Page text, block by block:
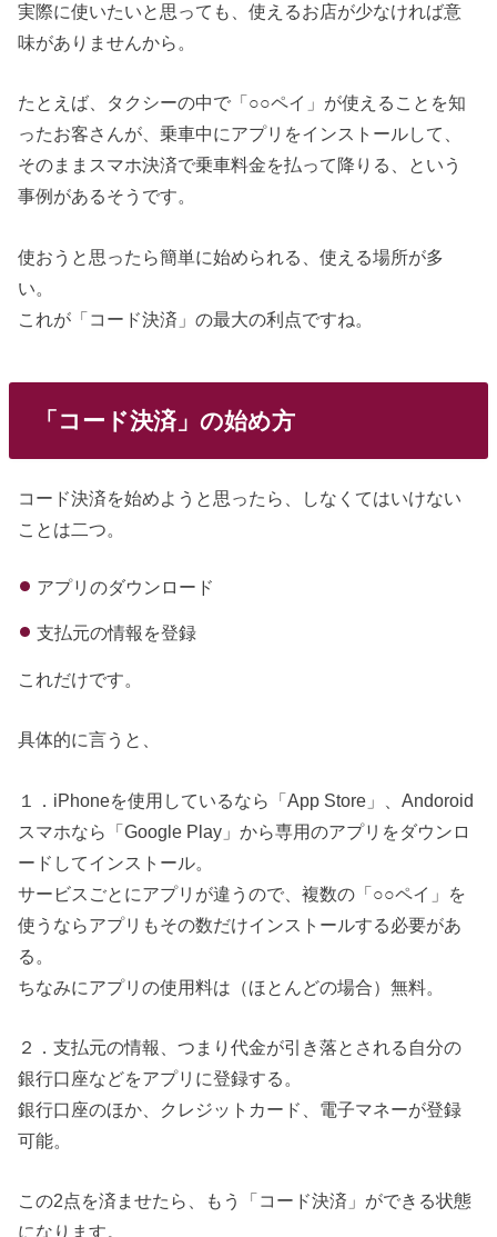
実際に使いたいと思っても、使えるお店が少なければ意
味がありませんから。
たとえば、タクシーの中で「○○ペイ」が使えることを知
ったお客さんが、乗車中にアプリをインストールして、
そのままスマホ決済で乗車料金を払って降りる、という
事例があるそうです。
使おうと思ったら簡単に始められる、使える場所が多
い。
これが「コード決済」の最大の利点ですね。
「コード決済」の始め方
コード決済を始めようと思ったら、しなくてはいけない
ことは二つ。
アプリのダウンロード
支払元の情報を登録
これだけです。
具体的に言うと、
１．iPhoneを使用しているなら「App Store」、Andoroid
スマホなら「Google Play」から専用のアプリをダウンロ
ードしてインストール。
サービスごとにアプリが違うので、複数の「○○ペイ」を
使うならアプリもその数だけインストールする必要があ
る。
ちなみにアプリの使用料は（ほとんどの場合）無料。
２．支払元の情報、つまり代金が引き落とされる自分の
銀行口座などをアプリに登録する。
銀行口座のほか、クレジットカード、電子マネーが登録
可能。
この2点を済ませたら、もう「コード決済」ができる状態
になります。